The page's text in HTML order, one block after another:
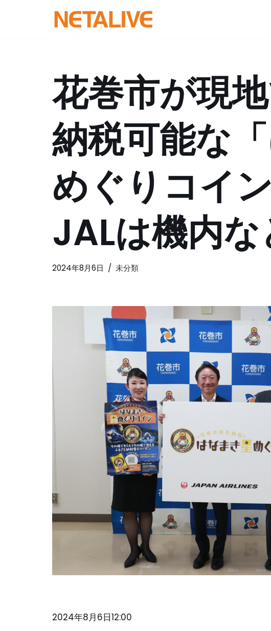
花巻市が現
納税可能な
めぐりコイン
JALは機内
2024年8月6日 未分類
2024年8月6日12:00